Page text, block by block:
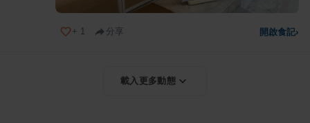
+ 1 分享 開啟食記›
載入更多動態